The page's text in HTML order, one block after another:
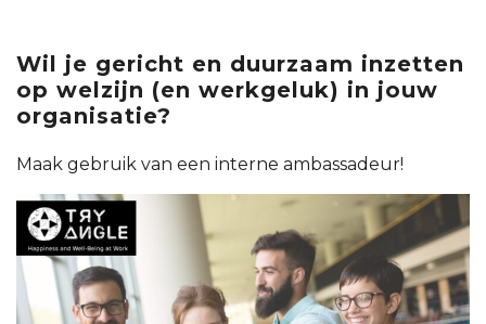
Wil je gericht en duurzaam inzetten
op welzijn (en werkgeluk) in jouw
organisatie?
Maak gebruik van een interne ambassadeur!